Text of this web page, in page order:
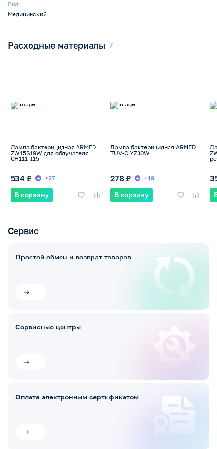
Вид:
Медицинский
Расходные материалы
Лампа бактерицидная ARMED
ZW15S19W для облучателя
CH111-115
534 ₽ +27
В корзину
Лампа бактерицидная ARMED
TUV-C YZ30W
278 ₽ +19
В корзину
Сервис
Простой обмен и возврат товаров
Сервисные центры
Оплата электронным сертификатом